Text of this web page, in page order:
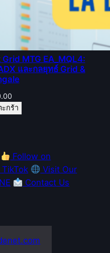
MTG EA_MQL4:
และกลยุทธ์ Grid &
กร้า
Follow on
Visit Our
Contact Us